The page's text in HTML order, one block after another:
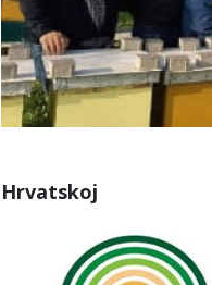
Treći
Hrvatskoj